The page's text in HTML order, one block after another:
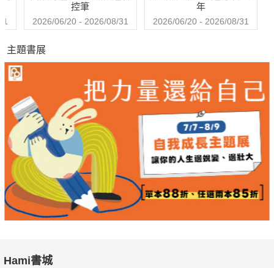
便擺布、做自己。這本書提供了透過轉換思維，提升自我的思想
解決方案。
如果你是：
 害怕提問的人
 難以做決定的人
 不會據理力爭的人
 不容易拒絕的人
 總是在團體中做出讓步的人
這本書能給你找到自我內在的洞察技術。
生卻總覺得自己落後於人的人、渴望能以自己方式生活的人，以
控筆
2026/06/20 - 2026/08/31
年
2026/06/20 - 2026/08/31
主題書展
Hami書城